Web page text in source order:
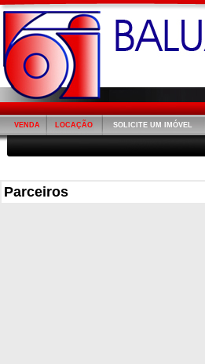
VENDA LOCAÇÃO SOLICITE UM IMÓVEL
Parceiros